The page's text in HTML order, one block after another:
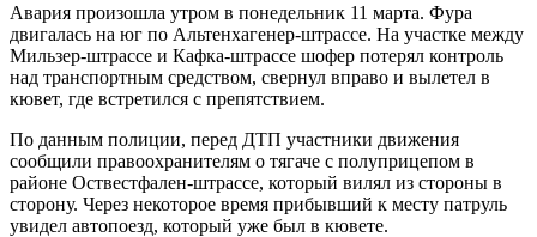
Авария произошла утром в понедельник 11 марта. Фура
двигалась на юг по Альтенхагенер-штрассе. На участке между
Мильзер-штрассе и Кафка-штрассе шофер потерял контроль
над транспортным средством, свернул вправо и вылетел в
кювет, где встретился с препятствием.
По данным полиции, перед ДТП участники движения
сообщили правоохранителям о тягаче с полуприцепом в
районе Оствестфален-штрассе, который вилял из стороны в
сторону. Через некоторое время прибывший к месту патруль
увидел автопоезд, который уже был в кювете.